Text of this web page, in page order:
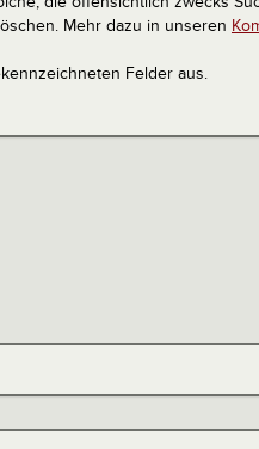
Mehr dazu in unseren
Felder aus.